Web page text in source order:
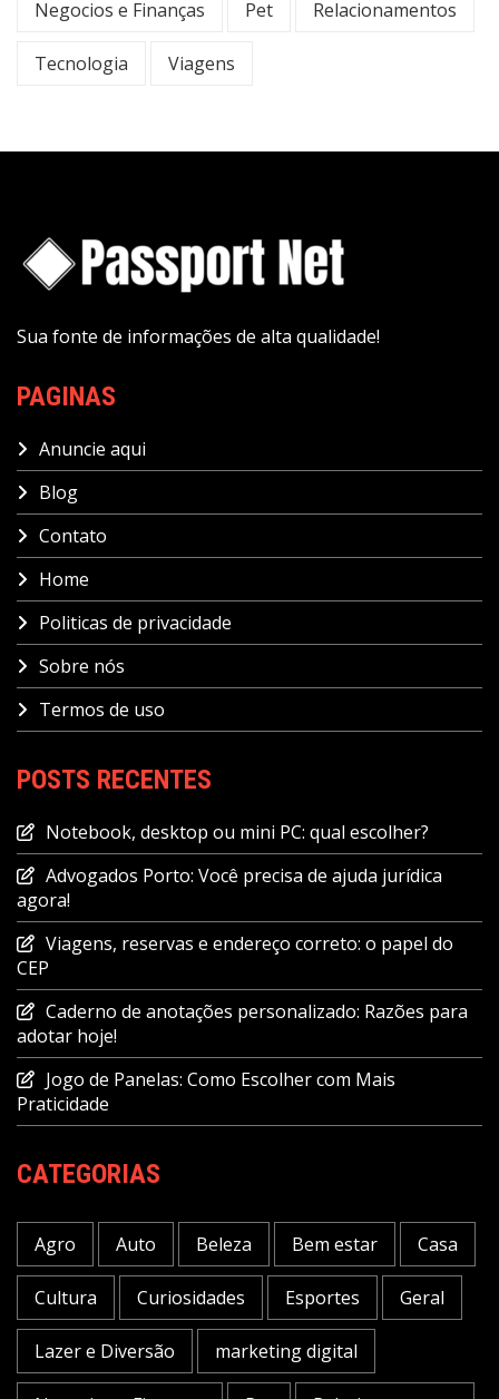
Negocios e Finanças Pet Relacionamentos
Tecnologia Viagens
Sua fonte de informações de alta qualidade!
PAGINAS
Anuncie aqui
Blog
Contato
Home
Politicas de privacidade
Sobre nós
Termos de uso
POSTS RECENTES
Notebook, desktop ou mini PC: qual escolher?
Advogados Porto: Você precisa de ajuda jurídica
agora!
Viagens, reservas e endereço correto: o papel do
CEP
Caderno de anotações personalizado: Razões para
adotar hoje!
Jogo de Panelas: Como Escolher com Mais
Praticidade
CATEGORIAS
Agro Auto Beleza Bem estar Casa
Cultura Curiosidades Esportes Geral
Lazer e Diversão marketing digital